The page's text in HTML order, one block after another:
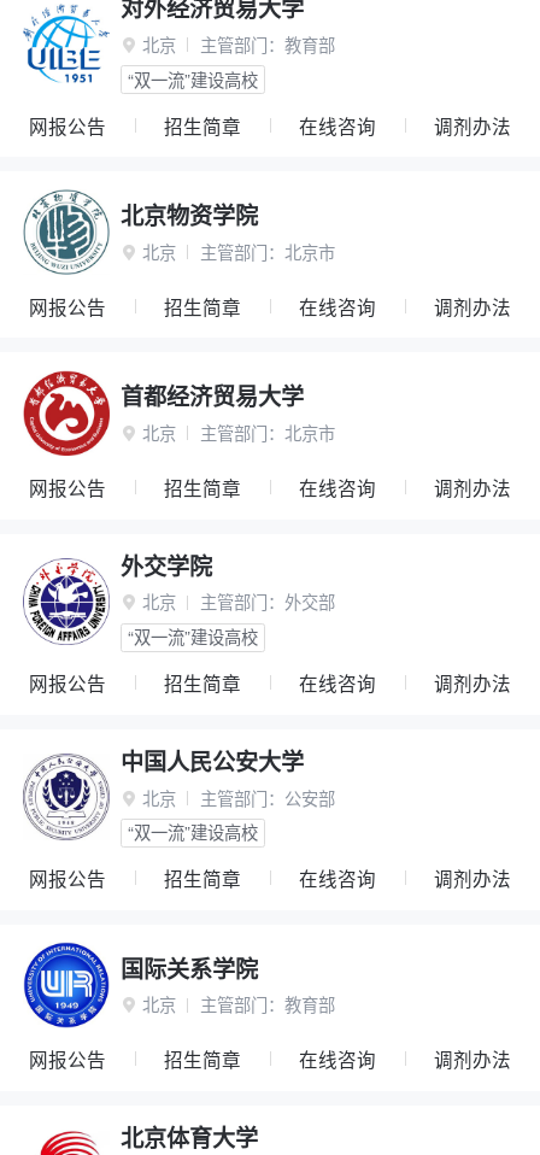
对外经济贸易大学
 北京 主管部门： 教育部
“双一流”建设高校
网报公告 招生简章 在线咨询 调剂办法
北京物资学院
 北京 主管部门： 北京市
网报公告 招生简章 在线咨询 调剂办法
首都经济贸易大学
 北京 主管部门： 北京市
网报公告 招生简章 在线咨询 调剂办法
外交学院
 北京 主管部门： 外交部
“双一流”建设高校
网报公告 招生简章 在线咨询 调剂办法
中国人民公安大学
 北京 主管部门： 公安部
“双一流”建设高校
网报公告 招生简章 在线咨询 调剂办法
国际关系学院
 北京 主管部门： 教育部
网报公告 招生简章 在线咨询 调剂办法
北京体育大学